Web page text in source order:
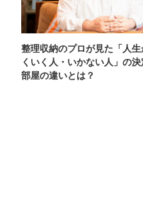
整理収納のプロが見た「人生
くいく人・いかない人」の
部屋の違いとは？